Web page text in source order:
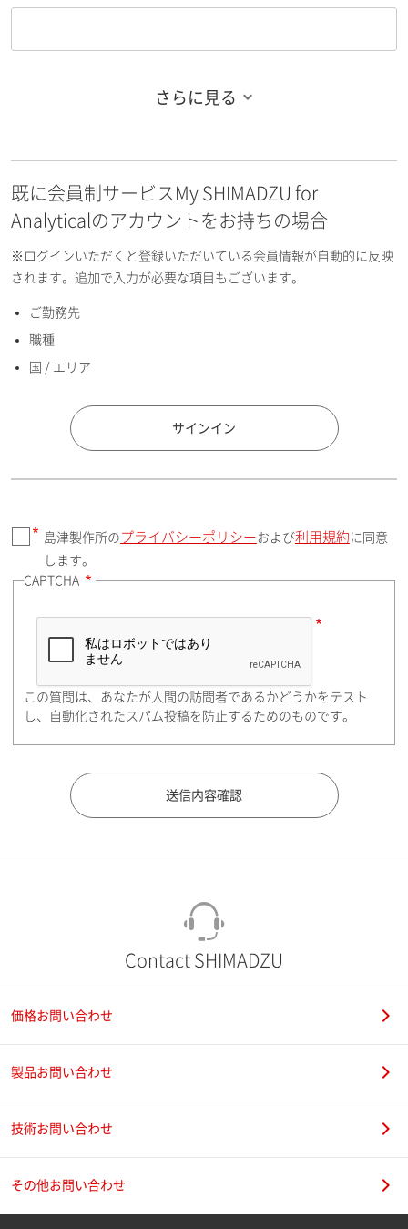
お名前フリガナ（名）
E-mailアドレス（半角英数）
国 / エリア
郵便番号（勤務先）
住所検索
都道府県（勤務先）
さらに見る
既に会員制サービスMy SHIMADZU for
Analyticalのアカウントをお持ちの場合
※ログインいただくと登録いただいている会員情報が自動的に反映
されます。追加で入力が必要な項目もございます。
ご勤務先
職種
国 / エリア
サインイン
島津製作所の プライバシーポリシー および利用規約 に同意
します。
CAPTCHA
この質問は、あなたが人間の訪問者であるかどうかをテスト
し、自動化されたスパム投稿を防止するためのものです。
Contact SHIMADZU
価格お問い合わせ
製品お問い合わせ
技術お問い合わせ
その他お問い合わせ